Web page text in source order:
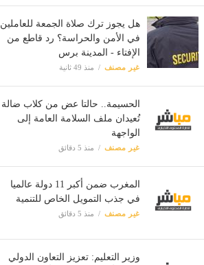
هل يجوز ترك صلاة الجمعة للعاملين
في الأمن والحراسة؟ رد قاطع من
الإفتاء - المدينة برس
غير مصنف منذ 49 ثانية
الحسيمة.. حالتا عض من كلاب ضالة
تُعيدان ملف السلامة العامة إلى
الواجهة
غير مصنف منذ 5 دقائق
المغرب ضمن أكبر 11 دولة عالميا
في جذب التمويل الخاص للتنمية
غير مصنف منذ 5 دقائق
وزير التعليم: تعزيز التعاون الدولي